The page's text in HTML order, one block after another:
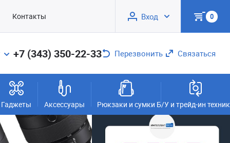
Контакты Вход 0
+7 (343) 350-22-33 Перезвонить Связаться
Гаджеты Аксессуары Рюкзаки и сумки Б/У и трейд-ин